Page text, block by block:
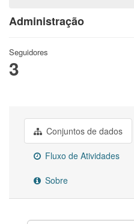
Administração
Seguidores
3
Conjuntos de dados
Fluxo de Atividades
Sobre